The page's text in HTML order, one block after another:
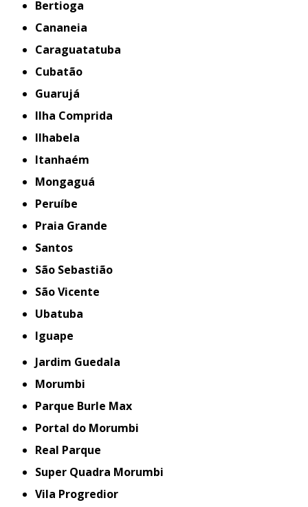
Bertioga
Cananeia
Caraguatatuba
Cubatão
Guarujá
Ilha Comprida
Ilhabela
Itanhaém
Mongaguá
Peruíbe
Praia Grande
Santos
São Sebastião
São Vicente
Ubatuba
iguape
Jardim Guedala
Morumbi
Parque Burle Max
Portal do Morumbi
Real Parque
Super Quadra Morumbi
Vila Progredior